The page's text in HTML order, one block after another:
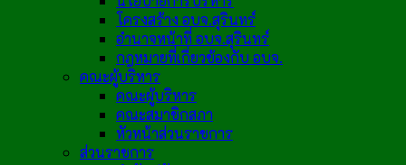
โครงสร้าง อบจ.สุรินทร์
อำนาจหน้าที่ อบจ.สุรินทร์
กฎหมายที่เกี่ยวข้องกับ อบจ.
คณะผู้บริหาร
คณะผู้บริหาร
คณะสมาชิกสภา
หัวหน้าส่วนราชการ
ส่วนราชการ